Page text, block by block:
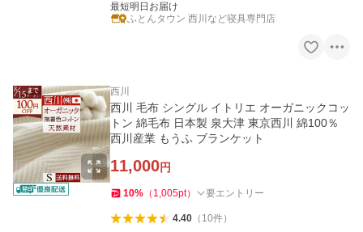
最短明日お届け
ふとんタウン 西川など寝具専門店
西川
西川 毛布 シングル イトリエ オーガニックコッ
トン 綿毛布 日本製 泉大津 東京西川 綿100％
西川産業 もうふ ブランケット
11,000円
10% （ 1,005pt） 要エントリー
4.40（ 10件）